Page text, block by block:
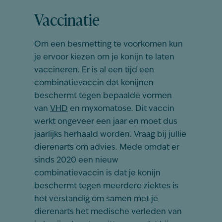
Vaccinatie
Om een besmetting te voorkomen kun
je ervoor kiezen om je konijn te laten
vaccineren. Er is al een tijd een
combinatievaccin dat konijnen
beschermt tegen bepaalde vormen
van VHD en myxomatose. Dit vaccin
werkt ongeveer een jaar en moet dus
jaarlijks herhaald worden. Vraag bij jullie
dierenarts om advies. Mede omdat er
sinds 2020 een nieuw
combinatievaccin is dat je konijn
beschermt tegen meerdere ziektes is
het verstandig om samen met je
dierenarts het medische verleden van